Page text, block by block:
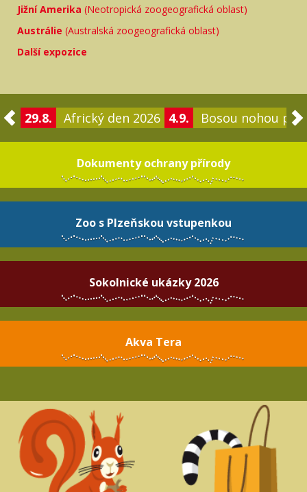
Jižní Amerika (Neotropická zoogeografická oblast)
Austrálie (Australská zoogeografická oblast)
Další expozice
29.8. Africký den 2026 4.9. Bosou nohou po
Dokumenty ochrany přírody
Zoo s Plzeňskou vstupenkou
Sokolnické ukázky 2026
Akva Tera